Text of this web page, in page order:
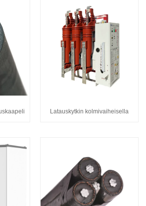
Latauskytkin kolmivaiheisella